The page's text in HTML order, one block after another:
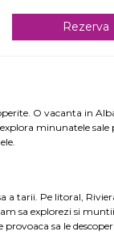
Rezerva
O vacanta in
minunatele sale
a tarii. Pe litoral,
sa explorezi si
sa le